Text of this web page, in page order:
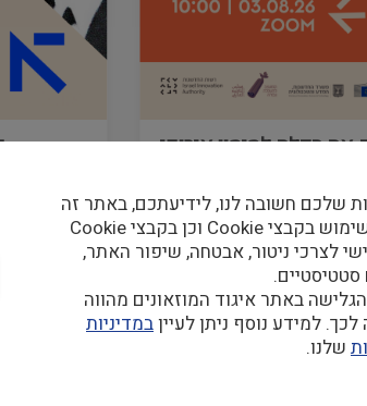
את הדלת למימון אירופי
03/08/
-
03/08/26
שלכם חשובה לנו, לידיעתכם, באתר זה
נעשה שימוש בקבצי Cookie וכן בקבצי Cookie
לצרכי ניטור, אבטחה, שיפור האתר,
סטטיסטיים.
באתר איגוד המוזאונים מהווה
למידע נוסף ניתן לעייןבמדיניות
שלנו.